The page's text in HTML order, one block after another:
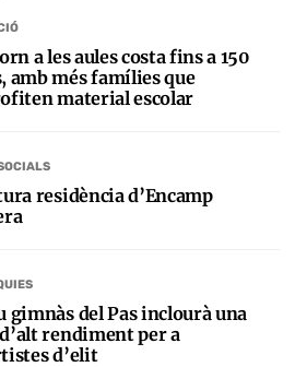
a les aules costa fins a 150
amb més famílies que
material escolar
residència d’Encamp
gimnàs del Pas inclourà una
rendiment per a
d’elit